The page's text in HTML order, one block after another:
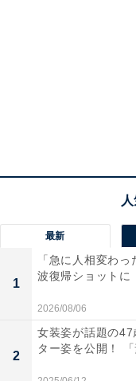
最新
1
「急に人相変わ
波復帰ショットに
2026/08/06
2
女装姿が話題の
ター姿を公開！